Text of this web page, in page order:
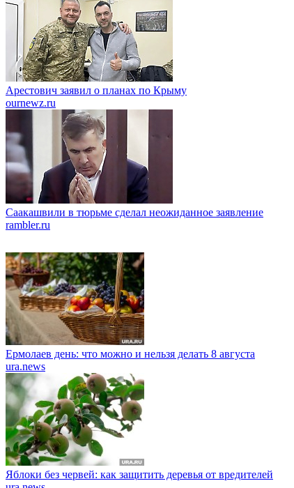
Арестович заявил о планах по Крыму
ournewz.ru
Саакашвили в тюрьме сделал неожиданное заявление
rambler.ru
Ермолаев день: что можно и нельзя делать 8 августа
ura.news
Яблоки без червей: как защитить деревья от вредителей